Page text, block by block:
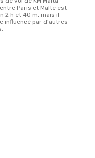
Paris et Malte est
2 h et 40 m, mais il
influencé par d'autres